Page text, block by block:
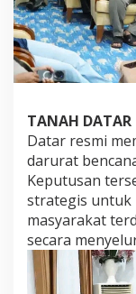
TANAH DATAR
Datar resmi
darurat
Keputusan
strategis untuk
masyarakat
secara